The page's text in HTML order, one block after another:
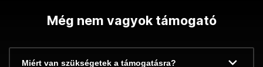
Még nem vagyok támogató
Miért van szükségetek a támogatásra?